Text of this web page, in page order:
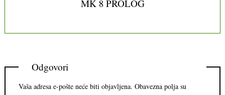
MK 8 PROLOG
Odgovori
Vaša adresa e-pošte neće biti objavljena. Obavezna polja su